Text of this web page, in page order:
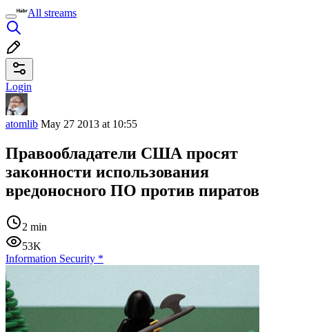
All streams
Login
atomlib May 27 2013 at 10:55
Правообладатели США просят
законности использования
вредоносного ПО против пиратов
2 min
53K
Information Security *